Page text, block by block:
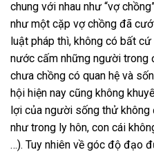
chung với nhau như “vợ
như một cặp vợ chồng đã
luật pháp thì, không có bất
nước cấm những người trong
chưa chồng có quan hệ và
hội hiện nay cũng không
lợi của người sống thử
như trong ly hôn, con cái
…). Tuy nhiên về góc độ đạo